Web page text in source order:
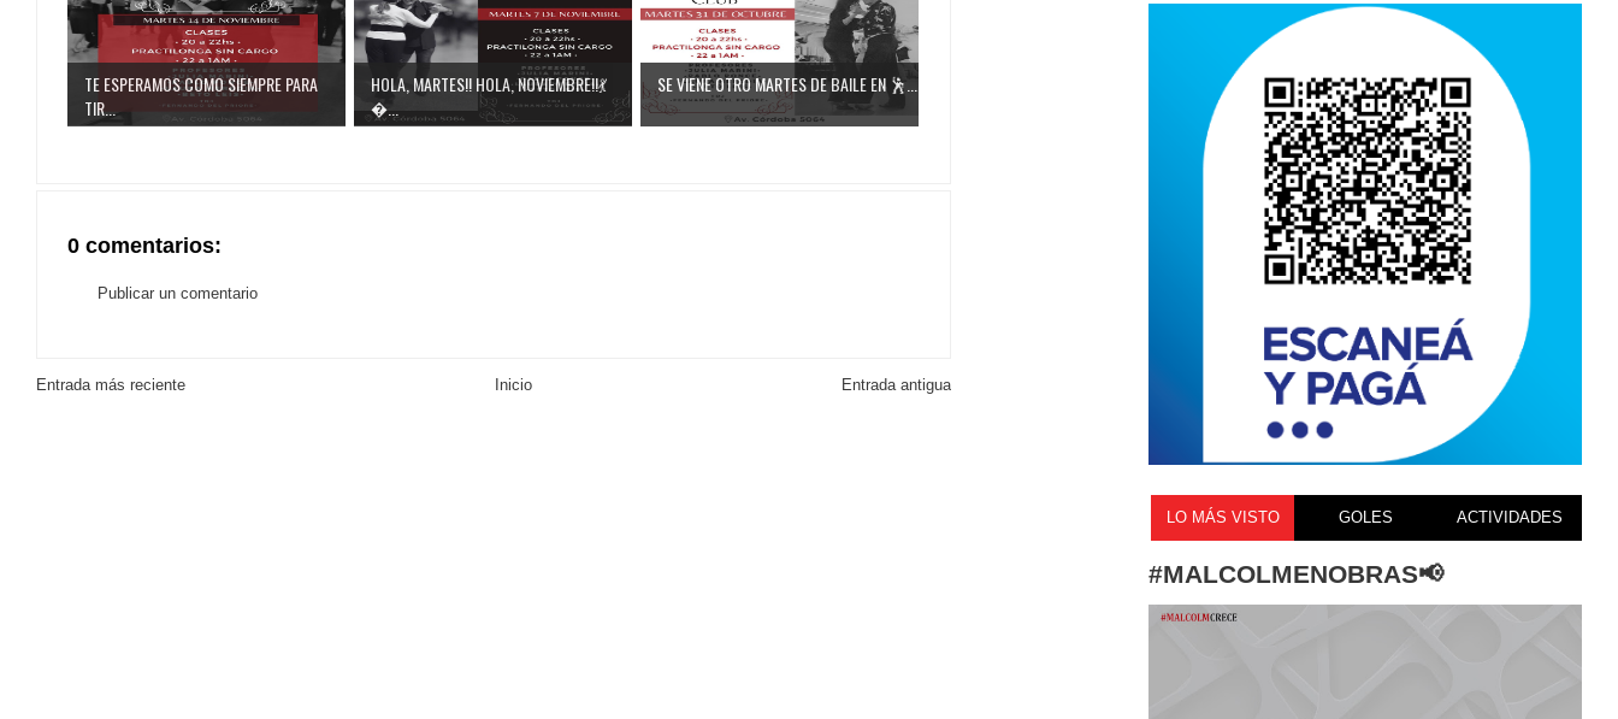
TE ESPERAMOS COMO SIEMPRE PARA
TIR...
HOLA, MARTES!! HOLA, NOVIEMBRE!!💃
...
SE VIENE OTRO MARTES DE BAILE EN 🕺...
0 comentarios:
Publicar un comentario
Entrada más reciente Entrada antigua
Inicio
LO MÁS VISTO GOLES ACTIVIDADES
#MALCOLMENOBRAS📢